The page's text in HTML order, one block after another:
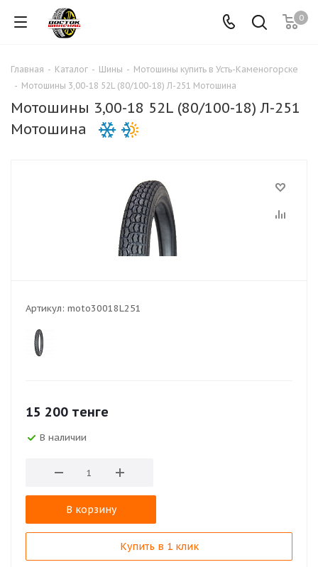
0
Главная - Каталог - Шины - Мотошины купить в Усть-Каменогорске
- Мотошины 3,00-18 52L (80/100-18) Л-251 Мотошина
Мотошины 3,00-18 52L (80/100-18) Л-251
Мотошина
Артикул: moto30018L251
15 200 тенге
В наличии
В корзину
Купить в 1 клик